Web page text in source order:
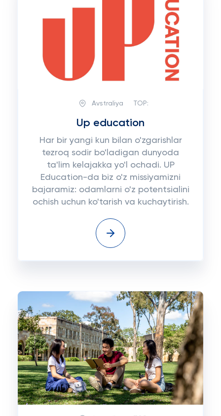
Avstraliya TOP:
Up education
Har bir yangi kun bilan o'zgarishlar
tezroq sodir bo'ladigan dunyoda
ta'lim kelajakka yo'l ochadi. UP
Education-da biz o'z missiyamizni
bajaramiz: odamlarni o'z potentsialini
ochish uchun ko'tarish va kuchaytirish.